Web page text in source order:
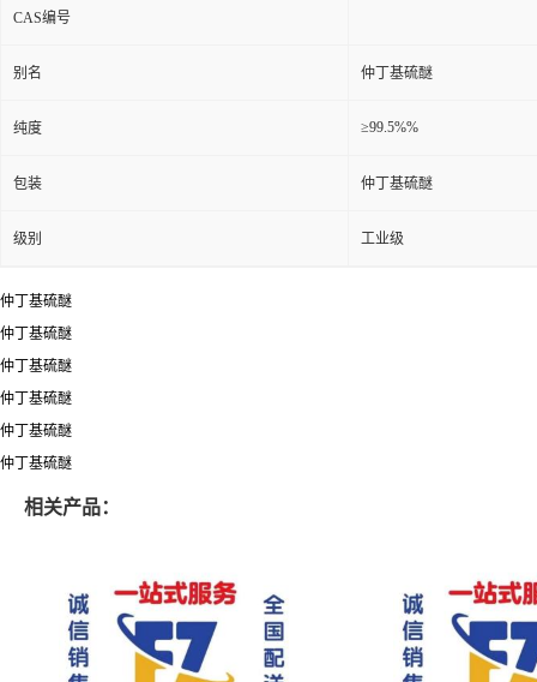
CAS编号
别名 仲丁基硫醚
纯度 ≥99.5%%
包装 仲丁基硫醚
级别 工业级
仲丁基硫醚
仲丁基硫醚
仲丁基硫醚
仲丁基硫醚
仲丁基硫醚
仲丁基硫醚
相关产品：